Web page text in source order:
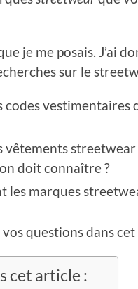
je me posais. J’ai
sur le
codes vestimentaires
vêtements
doit connaître ?
les marques
questions dans
cet article :